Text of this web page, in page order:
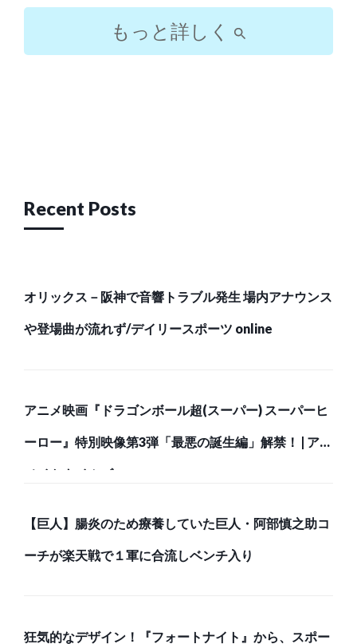
もっと詳しく
Recent Posts
オリックス－阪神で音響トラブル発生 場内アナウンス
や登場曲が流れず/デイリースポーツ online
アニメ映画『ドラゴンボール超(スーパー) スーパーヒ
ーロー』特別映像第3弾「最悪の誕生編」解禁！ | アニ
メイトタイムズ
【巨人】腸炎のため療養していた巨人・阿部慎之助コ
ーチが楽天戦で１軍に合流しベンチ入り
狂気的なデザイン！『フォートナイト』から、スポー